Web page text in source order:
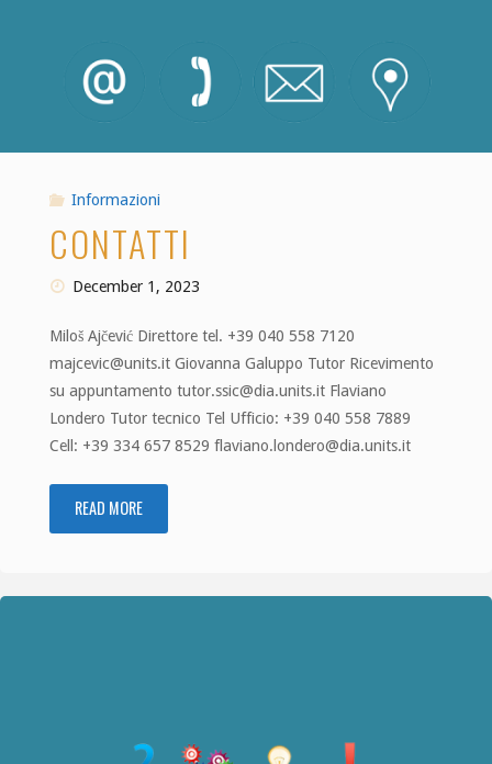
Informazioni
CONTATTI
December 1, 2023
Miloš Ajčević Direttore tel. +39 040 558 7120
majcevic@units.it Giovanna Galuppo Tutor Ricevimento
su appuntamento tutor.ssic@dia.units.it Flaviano
Londero Tutor tecnico Tel Ufficio: +39 040 558 7889
Cell: +39 334 657 8529 flaviano.londero@dia.units.it
READ MORE"Contatti"